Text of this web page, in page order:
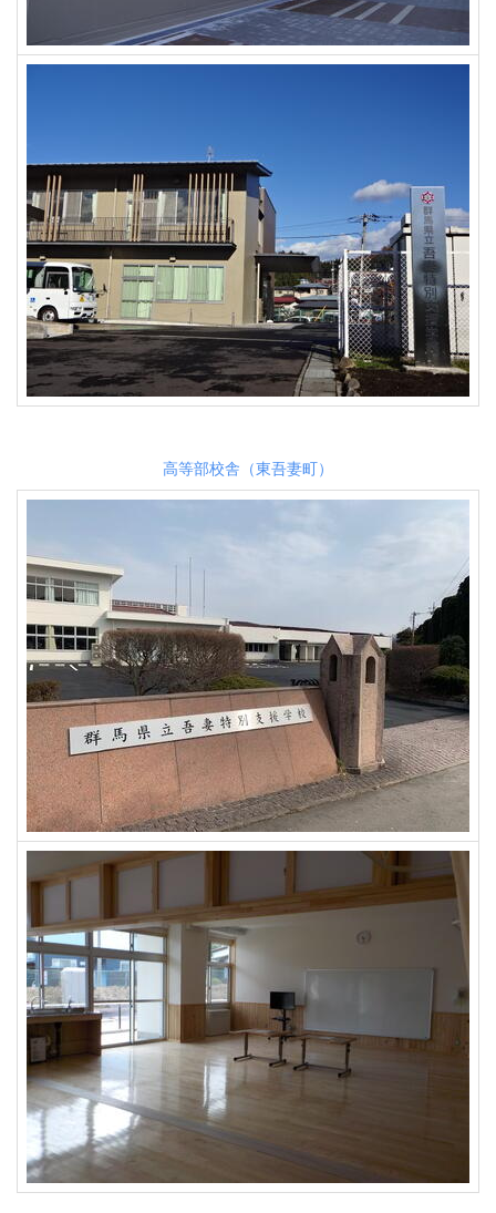
高等部校舎（東吾妻町）